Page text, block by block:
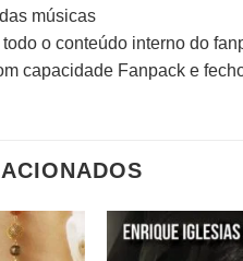
músicas
todo o conteúdo interno do
capacidade Fanpack e